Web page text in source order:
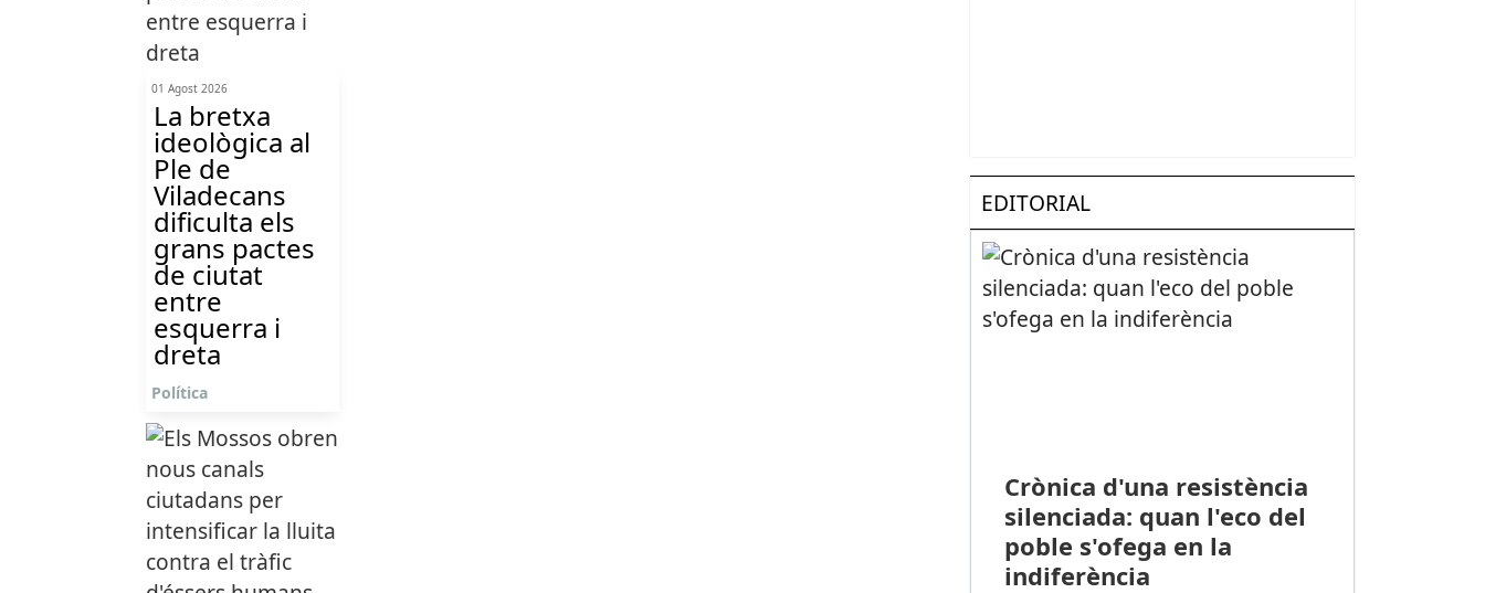
01 Agost 2026
La bretxa
ideològica al
Ple de
Viladecans
dificulta els
grans pactes
de ciutat
entre
esquerra i
dreta
Política
EDITORIAL
Crònica d'una resistència
silenciada: quan l'eco del
poble s'ofega en la
indiferència